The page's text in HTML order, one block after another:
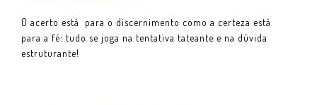
O acerto está para o discernimento como a certeza está
para a fé: tudo se joga na tentativa tateante e na dúvida
estruturante!